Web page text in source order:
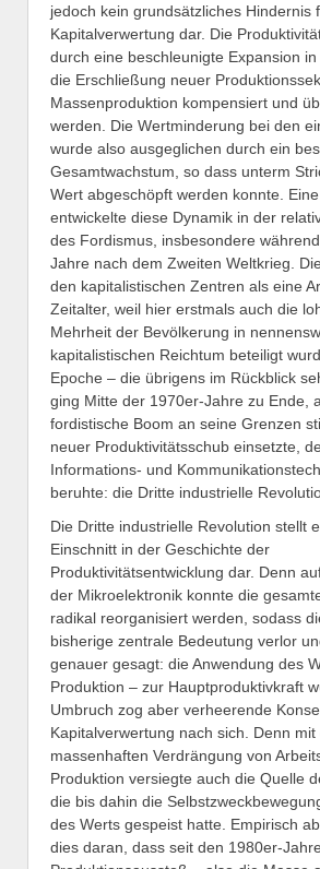
jedoch kein grundsätzliches Hindernis
Kapitalverwertung dar. Die
durch eine beschleunigte Expansion
die Erschließung neuer
Massenproduktion kompensiert und
werden. Die Wertminderung bei den
wurde also ausgeglichen durch ein
Gesamtwachstum, so dass unterm
Wert abgeschöpft werden konnte.
entwickelte diese Dynamik in der
des Fordismus, insbesondere
Jahre nach dem Zweiten Weltkrieg.
den kapitalistischen Zentren als eine
Zeitalter, weil hier erstmals auch die
Mehrheit der Bevölkerung in
kapitalistischen Reichtum beteiligt
Epoche – die übrigens im Rückblick
ging Mitte der 1970er-Jahre zu Ende,
fordistische Boom an seine Grenzen
neuer Produktivitätsschub einsetzte,
Informations- und
beruhte: die Dritte industrielle
Die Dritte industrielle Revolution stellt
Einschnitt in der Geschichte der
Produktivitätsentwicklung dar. Denn
der Mikroelektronik konnte die
radikal reorganisiert werden, sodass
bisherige zentrale Bedeutung verlor
genauer gesagt: die Anwendung des
Produktion – zur Hauptproduktivkraft
Umbruch zog aber verheerende
Kapitalverwertung nach sich. Denn mit
massenhaften Verdrängung von
Produktion versiegte auch die Quelle
die bis dahin die
des Werts gespeist hatte. Empirisch
dies daran, dass seit den 1980er-